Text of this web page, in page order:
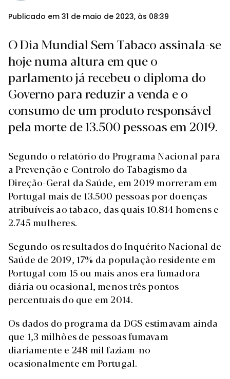
Publicado em 31 de maio de 2023, às 08:39
O Dia Mundial Sem Tabaco assinala-se
hoje numa altura em que o
parlamento já recebeu o diploma do
Governo para reduzir a venda e o
consumo de um produto responsável
pela morte de 13.500 pessoas em 2019.
Segundo o relatório do Programa Nacional para
a Prevenção e Controlo do Tabagismo da
Direção-Geral da Saúde, em 2019 morreram em
Portugal mais de 13.500 pessoas por doenças
atribuíveis ao tabaco, das quais 10.814 homens e
2.745 mulheres.
Segundo os resultados do Inquérito Nacional de
Saúde de 2019, 17% da população residente em
Portugal com 15 ou mais anos era fumadora
diária ou ocasional, menos três pontos
percentuais do que em 2014.
Os dados do programa da DGS estimavam ainda
que 1,3 milhões de pessoas fumavam
diariamente e 248 mil faziam-no
ocasionalmente em Portugal.